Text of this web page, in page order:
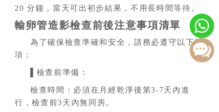
20 分鐘，當天可出初步結果，不用長時間等待。
輸卵管造影檢查前後注意事項清單
為了確保檢查準確和安全，請務必遵守以下事
項：
▌檢查前準備：
檢查時間：必須在月經乾淨後第3-7天內進
行，檢查前3天內無同房。